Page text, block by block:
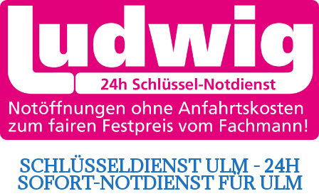
SCHLÜSSELDIENST ULM - 24H
SOFORT-NOTDIENST FÜR ULM